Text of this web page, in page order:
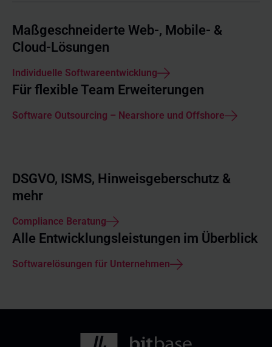
Maßgeschneiderte Web-, Mobile- &
Cloud-Lösungen
Individuelle Softwareentwicklung
Für flexible Team Erweiterungen
Software Outsourcing – Nearshore und Offshore
DSGVO, ISMS, Hinweisgeberschutz &
mehr
Compliance Beratung
Alle Entwicklungsleistungen im Überblick
Softwarelösungen für Unternehmen